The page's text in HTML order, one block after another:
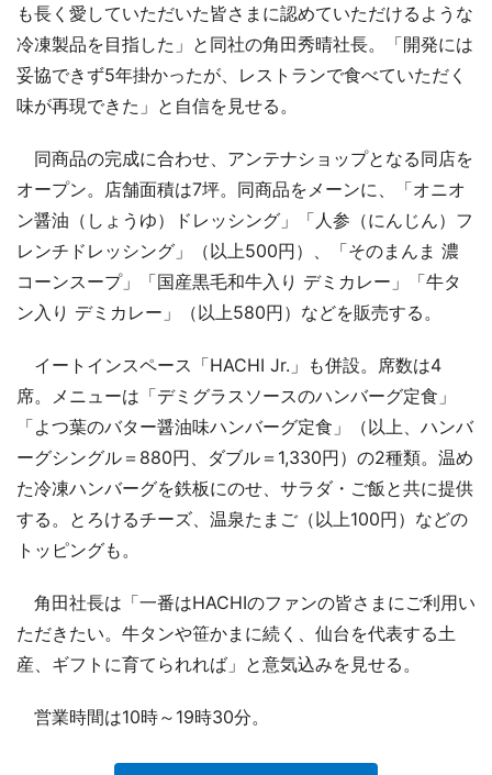
も長く愛していただいた皆さまに認めていただけるような
冷凍製品を目指した」と同社の角田秀晴社長。「開発には
妥協できず5年掛かったが、レストランで食べていただく
味が再現できた」と自信を見せる。
同商品の完成に合わせ、アンテナショップとなる同店を
オープン。店舗面積は7坪。同商品をメーンに、「オニオ
ン醤油（しょうゆ）ドレッシング」「人参（にんじん）フ
レンチドレッシング」（以上500円）、「そのまんま 濃
コーンスープ」「国産黒毛和牛入り デミカレー」「牛タ
ン入り デミカレー」（以上580円）などを販売する。
イートインスペース「HACHI Jr.」も併設。席数は4
席。メニューは「デミグラスソースのハンバーグ定食」
「よつ葉のバター醤油味ハンバーグ定食」（以上、ハンバ
ーグシングル＝880円、ダブル＝1,330円）の2種類。温め
た冷凍ハンバーグを鉄板にのせ、サラダ・ご飯と共に提供
する。とろけるチーズ、温泉たまご（以上100円）などの
トッピングも。
角田社長は「一番はHACHIのファンの皆さまにご利用い
ただきたい。牛タンや笹かまに続く、仙台を代表する土
産、ギフトに育てられれば」と意気込みを見せる。
営業時間は10時～19時30分。